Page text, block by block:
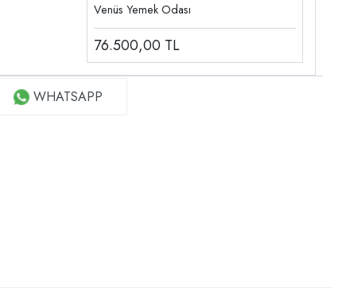
Venüs Yemek Odası
76.500,00 TL
WHATSAPP